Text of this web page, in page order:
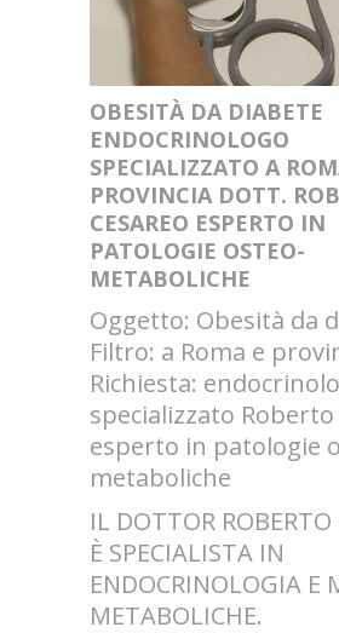
OBESITÀ DA DIABETE
ENDOCRINOLOGO
SPECIALIZZATO A
PROVINCIA DOTT.
CESAREO ESPERTO IN
PATOLOGIE OSTEO-
METABOLICHE
Oggetto: Obesità da
Filtro: a Roma e
Richiesta:
specializzato Roberto
esperto in patologie
metaboliche
IL DOTTOR ROBERTO
È SPECIALISTA IN
ENDOCRINOLOGIA E
METABOLICHE.